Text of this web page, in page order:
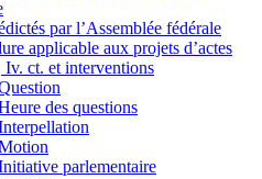
par l’Assemblée fédérale
applicable aux projets d’actes
Iv. ct. et interventions
des questions
parlementaire